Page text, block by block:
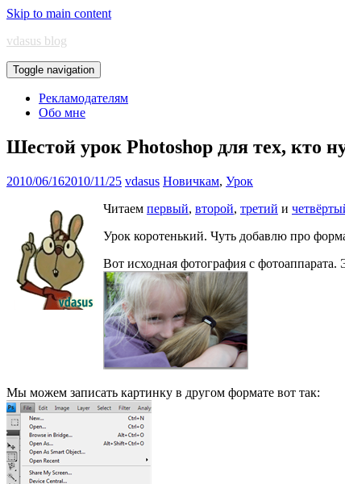
Skip to main content
vdasus blog
Toggle navigation
Рекламодателям
Обо мне
Шестой урок Photoshop для тех, кто
2010/06/162010/11/25 vdasus Новичкам, Урок
Читаем первый, второй, третий и
Урок коротенький. Чуть добавлю про
Вот исходная фотография с фотоаппарата.
Мы можем записать картинку в другом формате вот так: